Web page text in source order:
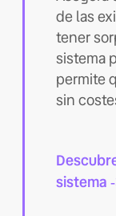
de las
tener
sistema
permite
sin
sistema